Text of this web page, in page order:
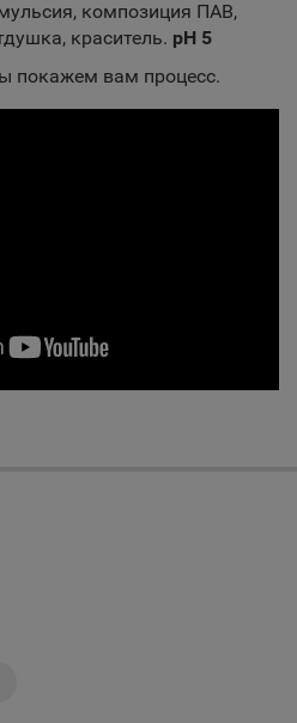
композиция ПАВ,
краситель. pH 5
покажем вам процесс.